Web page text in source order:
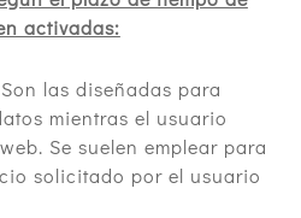
activadas:
las diseñadas para
mientras el usuario
Se suelen emplear para
solicitado por el usuario